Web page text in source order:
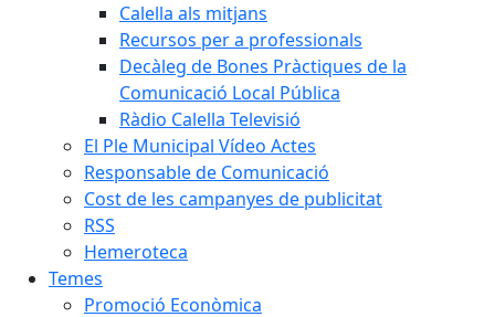
Calella als mitjans
Recursos per a professionals
Decàleg de Bones Pràctiques de la
Comunicació Local Pública
Ràdio Calella Televisió
El Ple Municipal Vídeo Actes
Responsable de Comunicació
Cost de les campanyes de publicitat
RSS
Hemeroteca
Temes
Promoció Econòmica